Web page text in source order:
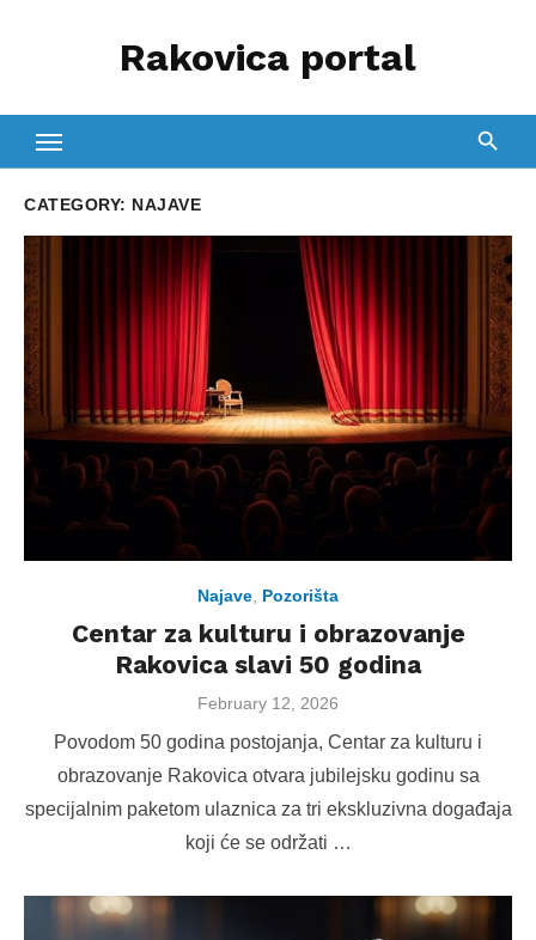
Rakovica portal
CATEGORY: NAJAVE
Najave Pozorišta
Centar za kulturu i obrazovanje
Rakovica slavi 50 godina
Posted
February 12, 2026
Povodom 50 godina postojanja, Centar za kulturu i
obrazovanje Rakovica otvara jubilejsku godinu sa
specijalnim paketom ulaznica za tri ekskluzivna događaja
koji će se održati …